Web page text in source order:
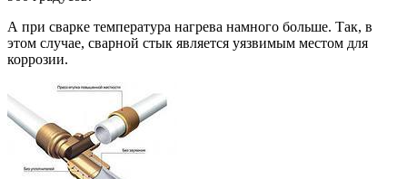
А при сварке температура нагрева намного больше. Так, в
этом случае, сварной стык является уязвимым местом для
коррозии.